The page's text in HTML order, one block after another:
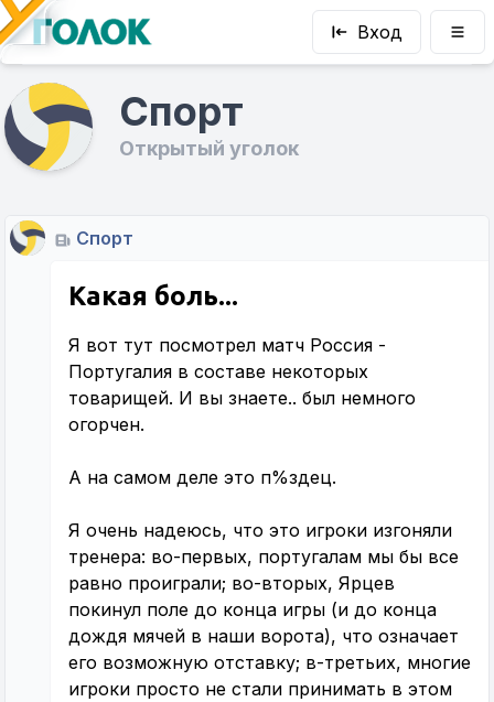
Вход
Спорт
Открытый уголок
Спорт
Какая боль...
Я вот тут посмотрел матч Россия -
Португалия в составе некоторых
товарищей. И вы знаете.. был немного
огорчен.
А на самом деле это п%здец.
Я очень надеюсь, что это игроки изгоняли
тренера: во-первых, португалам мы бы все
равно проиграли; во-вторых, Ярцев
покинул поле до конца игры (и до конца
дождя мячей в наши ворота), что означает
его возможную отставку; в-третьих, многие
игроки просто не стали принимать в этом